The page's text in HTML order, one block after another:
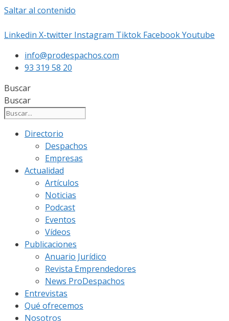
Saltar al contenido
Linkedin X-twitter Instagram Tiktok FacebookYoutube
info@prodespachos.com
93 319 58 20
Buscar
Buscar
Directorio
Despachos
Empresas
Actualidad
Artículos
Noticias
Podcast
Eventos
Vídeos
Publicaciones
Anuario Jurídico
Revista Emprendedores
News ProDespachos
Entrevistas
Qué ofrecemos
Nosotros